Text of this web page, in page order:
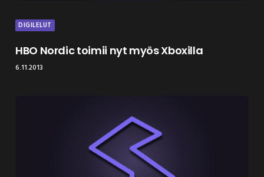
DIGILELUT
HBO Nordic toimii nyt myös Xboxilla
6.11.2013